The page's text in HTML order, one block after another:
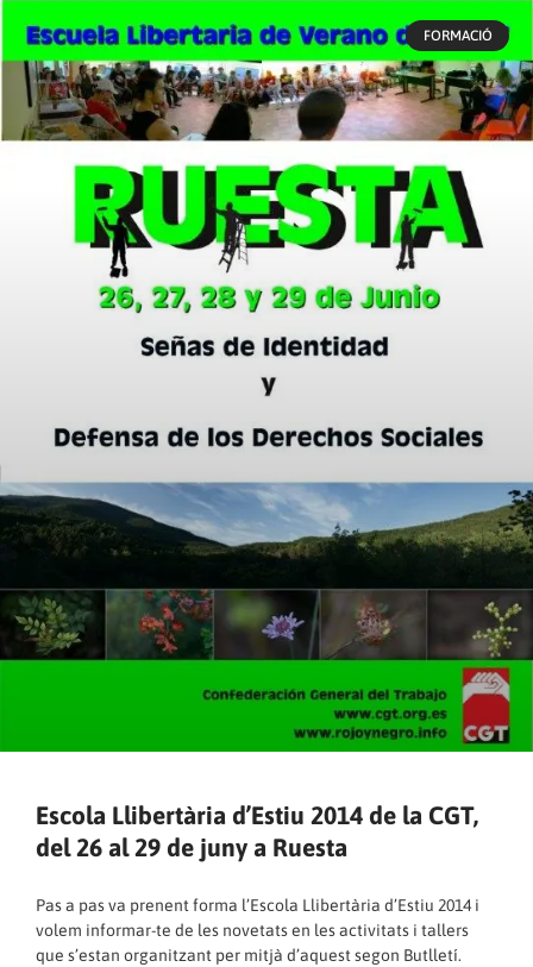
FORMACIÓ
Escola Llibertària d’Estiu 2014 de la CGT,
del 26 al 29 de juny a Ruesta
Pas a pas va prenent forma l’Escola Llibertària d’Estiu 2014 i
volem informar-te de les novetats en les activitats i tallers
que s’estan organitzant per mitjà d’aquest segon Butlletí.